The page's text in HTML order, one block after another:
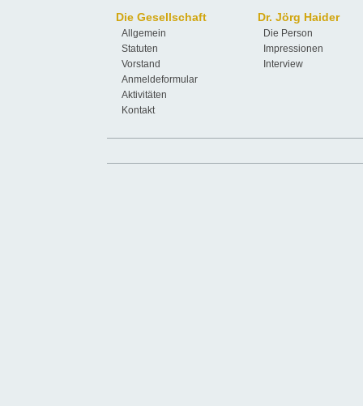
Die Gesellschaft
Allgemein
Statuten
Vorstand
Anmeldeformular
Aktivitäten
Kontakt
Dr. Jörg Haider
Die Person
Impressionen
Interview